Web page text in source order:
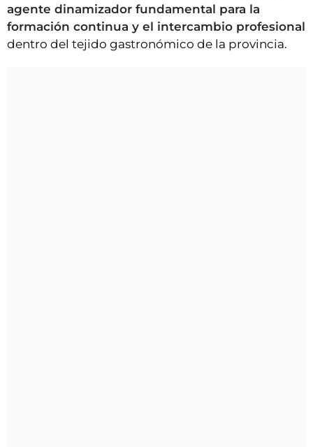
agente dinamizador fundamental para la
formación continua y el intercambio profesional
dentro del tejido gastronómico de la provincia.